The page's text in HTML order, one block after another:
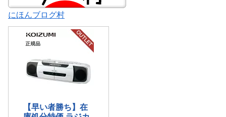
にほんブログ村